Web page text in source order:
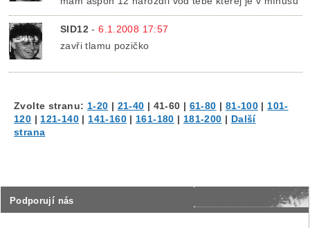
Podporují nás
SID12 -6.1.2008 17:57
zavři tlamu pozičko
Zvolte stranu: 1-20 | 21-40 | 41-60 | 61-80 | 81-100 | 101-
120 | 121-140 | 141-160| 161-180 | 181-200 | Další
strana